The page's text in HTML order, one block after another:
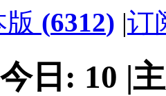
(6312) |订
今日: 10 |